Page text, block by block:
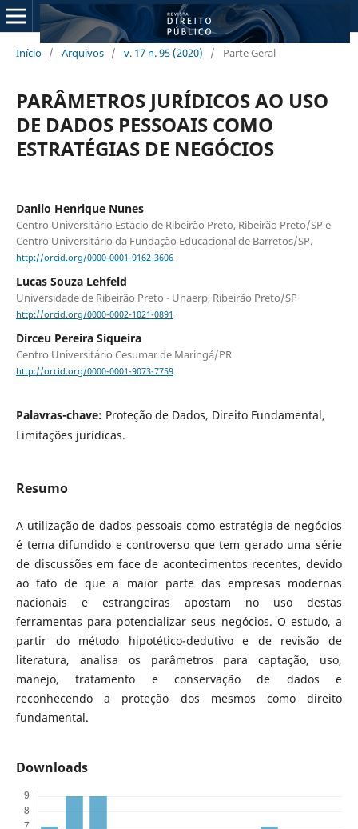
Início / Arquivos / v. 17 n. 95 (2020) / Parte Geral
PARÂMETROS JURÍDICOS AO USO
DE DADOS PESSOAIS COMO
ESTRATÉGIAS DE NEGÓCIOS
Danilo Henrique Nunes
Centro Universitário Estácio de Ribeirão Preto, Ribeirão Preto/SP e
Centro Universitário da Fundação Educacional de Barretos/SP.
http://orcid.org/0000-0001-9162-3606
Lucas Souza Lehfeld
Universidade de Ribeirão Preto - Unaerp, Ribeirão Preto/SP
http://orcid.org/0000-0002-1021-0891
Dirceu Pereira Siqueira
Centro Universitário Cesumar de Maringá/PR
http://orcid.org/0000-0001-9073-7759
Palavras-chave: Proteção de Dados, Direito Fundamental,
Limitações jurídicas.
Resumo
A utilização de dados pessoais como estratégia de negócios
é tema difundido e controverso que tem gerado uma série
de discussões em face de acontecimentos recentes, devido
ao fato de que a maior parte das empresas modernas
nacionais e estrangeiras apostam no uso destas
ferramentas para potencializar seus negócios. O estudo, a
partir do método hipotético-dedutivo e de revisão de
literatura, analisa os parâmetros para captação, uso,
manejo, tratamento e conservação de dados e
reconhecendo a proteção dos mesmos como direito
fundamental.
Downloads